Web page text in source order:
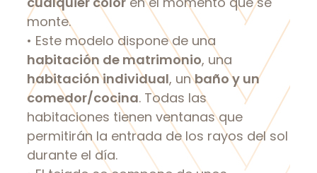
monte.
• Este modelo dispone de una
habitación de matrimonio, una
habitación individual, unbaño y un
comedor/cocina. Todas las
habitaciones tienen ventanas que
permitirán la entrada de los rayos del sol
durante el día.